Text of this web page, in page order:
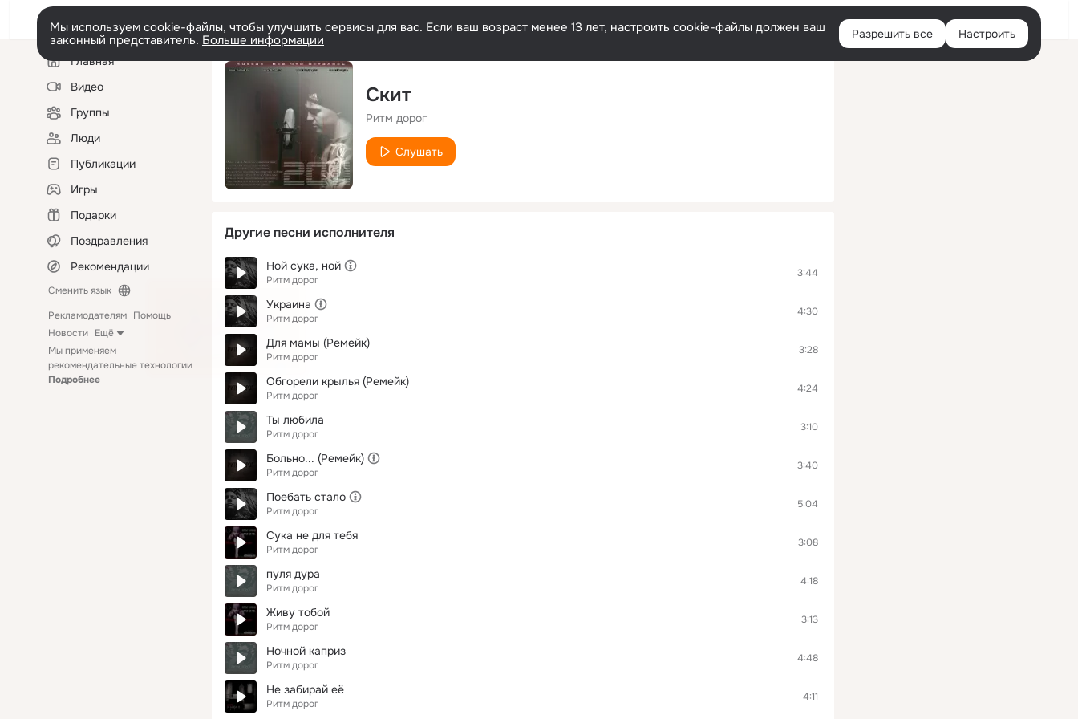
Войти
Мы используем cookie-файлы, чтобы улучшить сервисы для вас. Если ваш возраст менее 13 лет, настроить cookie-файлы должен ваш
законный представитель. Больше информации Разрешить все Настроить
Левая
колонкаГлавная
Видео
Группы
Люди
Публикации
Игры
Подарки
Поздравления
Рекомендации
Сменить язык
Рекламодателям Помощь
Новости Ещё
Мы применяем
рекомендательные технологии
Подробнее
Скит
Ритм дорог
Слушать
Другие песни исполнителя
Ной сука, ной
Ритм дорог
3:44
Украина
Ритм дорог
4:30
Для мамы (Ремейк)
Ритм дорог
3:28
Обгорели крылья (Ремейк)
Ритм дорог
4:24
Ты любила
Ритм дорог
3:10
Больно... (Ремейк)
Ритм дорог
3:40
Поебать стало
Ритм дорог
5:04
Сука не для тебя
Ритм дорог
3:08
пуля дура
Ритм дорог
4:18
Живу тобой
Ритм дорог
3:13
Ночной каприз
Ритм дорог
4:48
Не забирай её
Ритм дорог
4:11